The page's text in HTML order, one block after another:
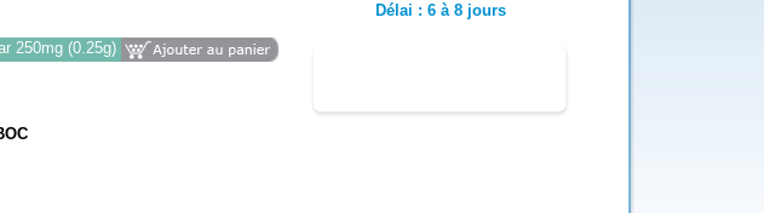
250mg (0.25g)
Délai : 6 à 8 jours